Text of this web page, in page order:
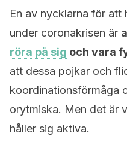
En av nycklarna för att
under coronakrisen är
röra på sig och vara
att dessa pojkar och
koordinationsförmåga
orytmiska. Men det är
håller sig aktiva.